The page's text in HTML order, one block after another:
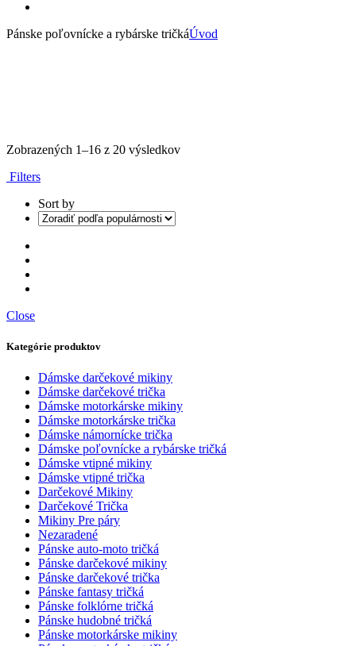
Pánske poľovnícke a rybárske tričkáÚvod
Zobrazených 1–16 z 20 výsledkovZoradené
Filters
Sort by
Close
Kategórie produktov
Dámske darčekové mikiny
Dámske darčekové trička
Dámske motorkárske mikiny
Dámske motorkárske trička
Dámske námornícke trička
Dámske poľovnícke a rybárske tričká
Dámske vtipné mikiny
Dámske vtipné trička
Darčekové Mikiny
Darčekové Trička
Mikiny Pre páry
Nezaradené
Pánske auto-moto tričká
Pánske darčekové mikiny
Pánske darčekové trička
Pánske fantasy tričká
Pánske folklórne tričká
Pánske hudobné tričká
Pánske motorkárske mikiny